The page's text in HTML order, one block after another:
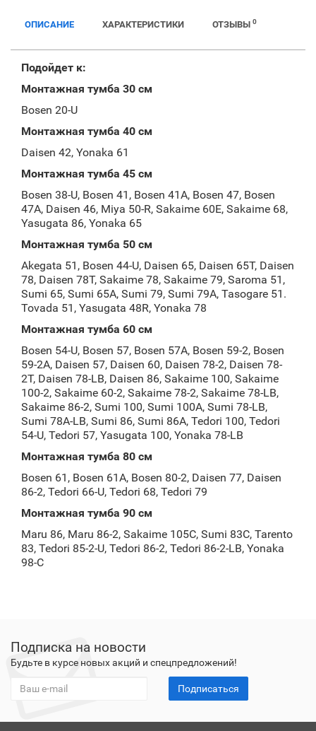
ОПИСАНИЕ ХАРАКТЕРИСТИКИ ОТЗЫВЫ 0
Подойдет к:
Монтажная тумба 30 см
Bosen 20-U
Монтажная тумба 40 см
Daisen 42, Yonaka 61
Монтажная тумба 45 см
Bosen 38-U, Bosen 41, Bosen 41A, Bosen 47, Bosen
47A, Daisen 46, Miya 50-R, Sakaime 60E, Sakaime 68,
Yasugata 86, Yonaka 65
Монтажная тумба 50 см
Akegata 51, Bosen 44-U, Daisen 65, Daisen 65T, Daisen
78, Daisen 78T, Sakaime 78, Sakaime 79, Saroma 51,
Sumi 65, Sumi 65A, Sumi 79, Sumi 79A, Tasogare 51.
Tovada 51, Yasugata 48R, Yonaka 78
Монтажная тумба 60 см
Bosen 54-U, Bosen 57, Bosen 57A, Bosen 59-2, Bosen
59-2A, Daisen 57, Daisen 60, Daisen 78-2, Daisen 78-
2T, Daisen 78-LB, Daisen 86, Sakaime 100, Sakaime
100-2, Sakaime 60-2, Sakaime 78-2, Sakaime 78-LB,
Sakaime 86-2, Sumi 100, Sumi 100A, Sumi 78-LB,
Sumi 78A-LB, Sumi 86, Sumi 86A, Tedori 100, Tedori
54-U, Tedori 57, Yasugata 100, Yonaka 78-LB
Монтажная тумба 80 см
Bosen 61, Bosen 61A, Bosen 80-2, Daisen 77, Daisen
86-2, Tedori 66-U, Tedori 68, Tedori 79
Монтажная тумба 90 см
Maru 86, Maru 86-2, Sakaime 105C, Sumi 83C, Tarento
83, Tedori 85-2-U, Tedori 86-2, Tedori 86-2-LB, Yonaka
98-C
Подписка на новости
Будьте в курсе новых акций и спецпредложений!
Подписаться